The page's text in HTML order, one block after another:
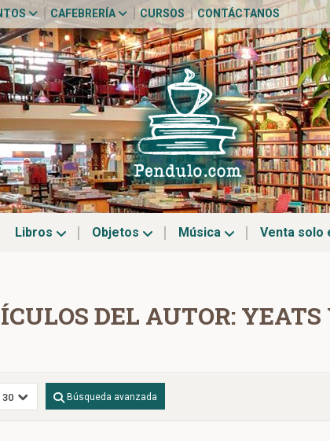
CAFEBRERÍA CURSOS CONTÁCTANOS
Libros Objetos Música Venta solo
DEL AUTOR:
Búsqueda avanzada